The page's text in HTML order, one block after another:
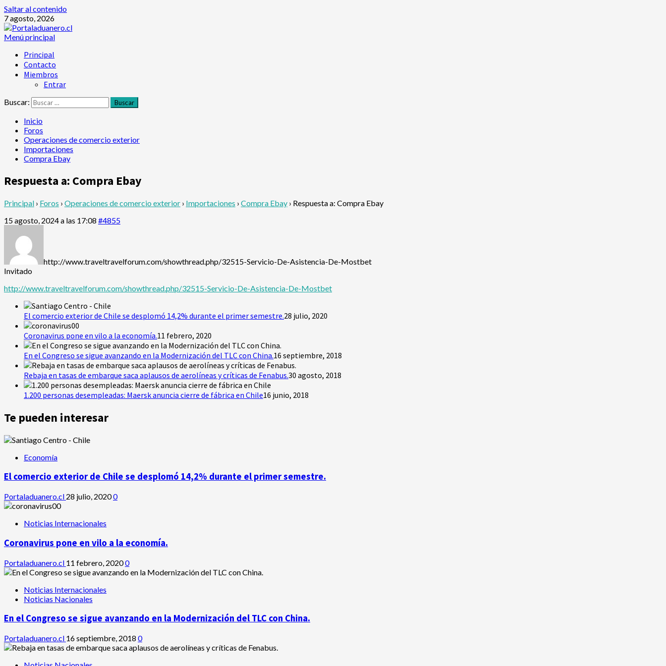
Saltar al contenido
7 agosto, 2026
Menú principal
Principal
Contacto
Miembros
Entrar
Buscar:
Inicio
Foros
Operaciones de comercio exterior
Importaciones
Compra Ebay
Respuesta a: Compra Ebay
Principal › Foros › Operaciones de comercio exterior › Importaciones › Compra Ebay › Respuesta a: Compra Ebay
15 agosto, 2024 a las 17:08 #4855
http://www.traveltravelforum.com/showthread.php/32515-Servicio-De-Asistencia-De-Mostbet
Invitado
http://www.traveltravelforum.com/showthread.php/32515-Servicio-De-Asistencia-De-Mostbet
El comercio exterior de Chile se desplomó 14,2% durante el primer semestre.28 julio, 2020
Coronavirus pone en vilo a la economía.11 febrero, 2020
En el Congreso se sigue avanzando en la Modernización del TLC con China.16 septiembre, 2018
Rebaja en tasas de embarque saca aplausos de aerolíneas y críticas de Fenabus.30 agosto, 2018
1.200 personas desempleadas: Maersk anuncia cierre de fábrica en Chile16 junio, 2018
Te pueden interesar
Economía
El comercio exterior de Chile se desplomó 14,2% durante el primer semestre.
Portaladuanero.cl 28 julio, 20200
Noticias Internacionales
Coronavirus pone en vilo a la economía.
Portaladuanero.cl 11 febrero, 20200
Noticias Internacionales
Noticias Nacionales
En el Congreso se sigue avanzando en la Modernización del TLC con China.
Portaladuanero.cl 16 septiembre, 2018 0